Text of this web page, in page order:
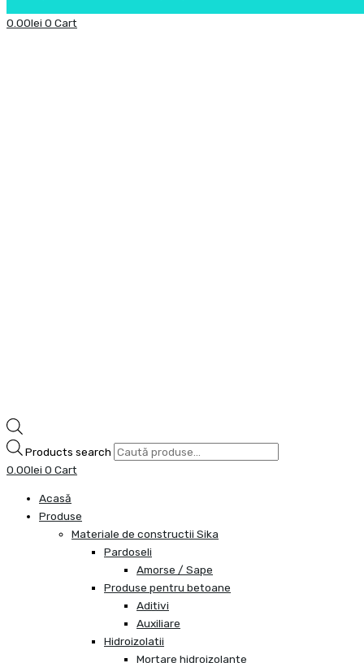
0.00lei 0 Cart
Products search
0.00lei 0 Cart
Acasă
Produse
Materiale de constructii Sika
Pardoseli
Amorse / Sape
Produse pentru betoane
Aditivi
Auxiliare
Hidroizolatii
Mortare hidroizolante